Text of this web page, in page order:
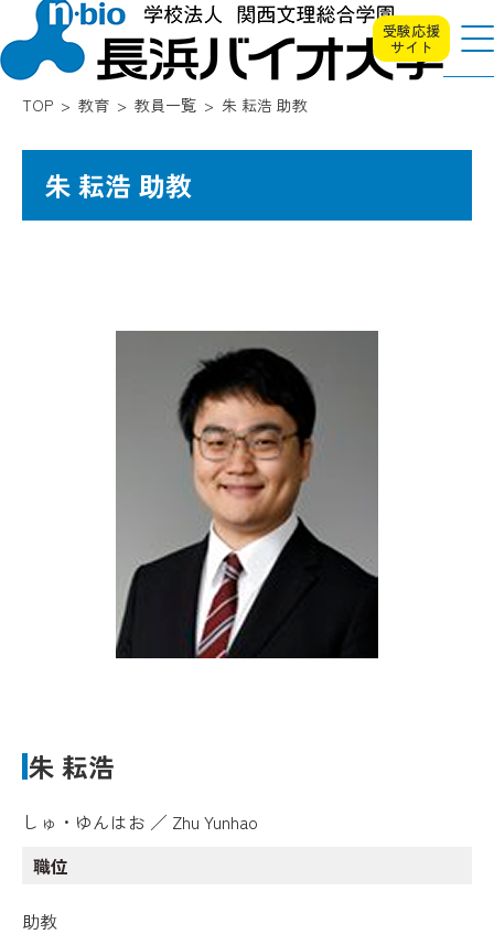
受験応援
サイト
TOP 教育 教員一覧 朱 耘浩 助教
朱 耘浩 助教
朱 耘浩
しゅ・ゆんはお ／ Zhu Yunhao
職位
助教